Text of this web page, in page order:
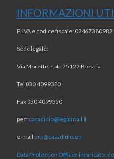
INFORMAZIONI
P. IVA e codice fiscale: 02467380982
Sede legale:
Via Moretto n. 4 - 25122 Brescia
Tel 030 4099380
Fax 030 4099350
pec: casadidio@legalmail.it
e-mail urp@casadidio.eu
Data Protection Officer incaricato: